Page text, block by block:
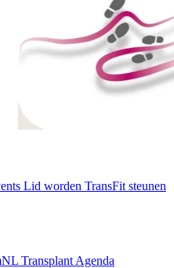
Lid worden TransFit steunen
TransplantAgenda